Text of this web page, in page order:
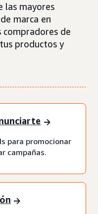
las mayores
marca en
compradores de
productos y
para promocionar
campañas.